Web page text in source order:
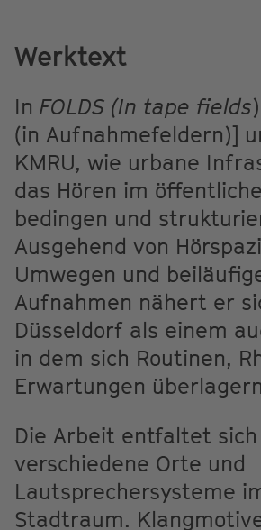
Werktext
In FOLDS (In tape fields
(in Aufnahmefeldern)]
KMRU, wie urbane
das Hören im
bedingen und
Ausgehend von
Umwegen und
Aufnahmen nähert er
Düsseldorf als einem
in dem sich Routinen,
Erwartungen
Die Arbeit entfaltet
verschiedene Orte und
Lautsprechersysteme
Stadtraum.